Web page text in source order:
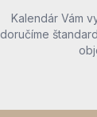
Kalendár Vám
doručíme